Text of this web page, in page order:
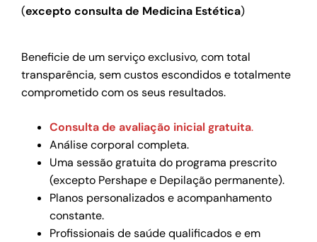
(excepto consulta de Medicina Estética)
Beneficie de um serviço exclusivo, com total
transparência, sem custos escondidos e totalmente
comprometido com os seus resultados.
Consulta de avaliação inicial gratuita.
Análise corporal completa.
Uma sessão gratuita do programa prescrito
(excepto Pershape e Depilação permanente).
Planos personalizados e acompanhamento
constante.
Profissionais de saúde qualificados e em